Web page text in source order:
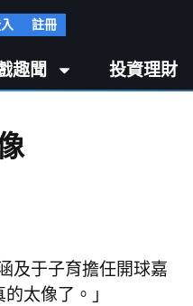
註冊
趣聞 投資理財
及于子育擔任開球嘉
太像了。」